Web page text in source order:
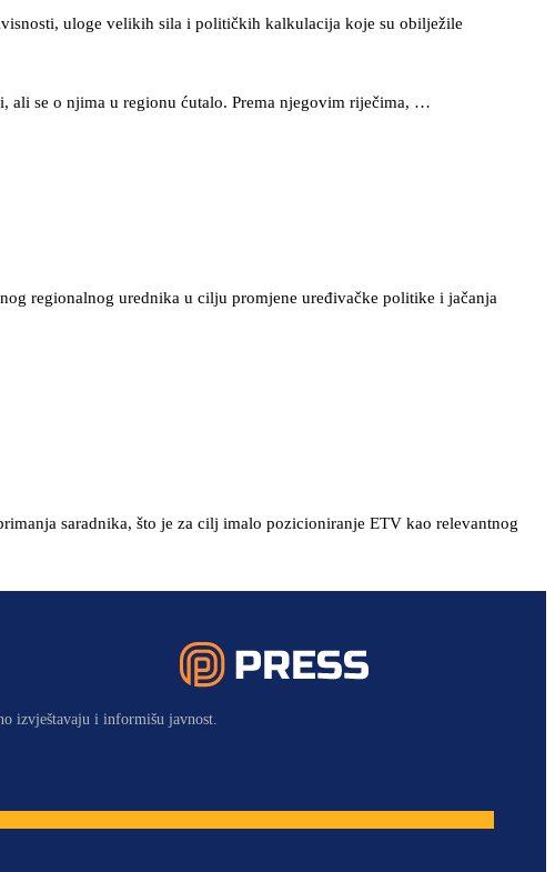
uloge velikih sila i političkih kalkulacija koje su obilježile
ali se o njima u regionu ćutalo. Prema njegovim riječima, …
regionalnog urednika u cilju promjene uređivačke politike i jačanja
saradnika, što je za cilj imalo pozicioniranje ETV kao relevantnog
izvještavaju i informišu javnost.